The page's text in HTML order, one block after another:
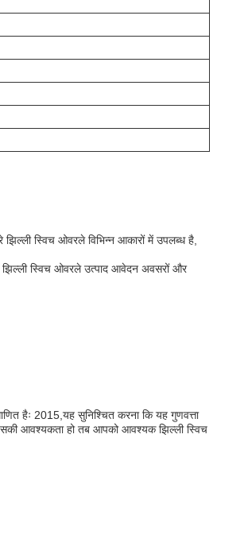
स्विच ओवरले विभिन्न आकारों में उपलब्ध है,
झिल्ली स्विच ओवरले उत्पाद आवेदन अवसरों और
हैः 2015,यह सुनिश्चित करना कि यह गुणवत्ता
आवश्यकता हो तब आपको आवश्यक झिल्ली स्विच